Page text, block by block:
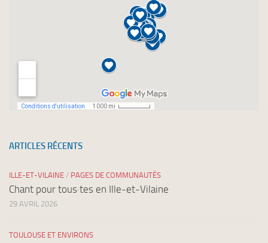
ARTICLES RÉCENTS
ILLE-ET-VILAINE / PAGES DE COMMUNAUTÉS
Chant pour tous·tes en Ille-et-Vilaine
29 AVRIL 2026
TOULOUSE ET ENVIRONS